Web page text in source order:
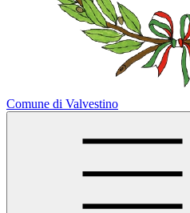
Comune di Valvestino